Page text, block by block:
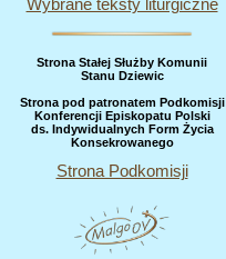
Wybrane teksty liturgiczne
Strona Stałej Służby Komunii
Stanu Dziewic
Strona pod patronatem Podkomisji
Konferencji Episkopatu Polski
ds. Indywidualnych Form Życia
Konsekrowanego
Strona Podkomisji